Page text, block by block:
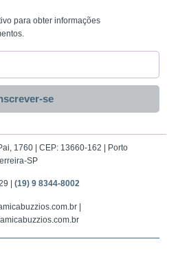
para obter informações
se
1760 | CEP: 13660-162 | Porto
SP
| (19) 9 8344-8002
|